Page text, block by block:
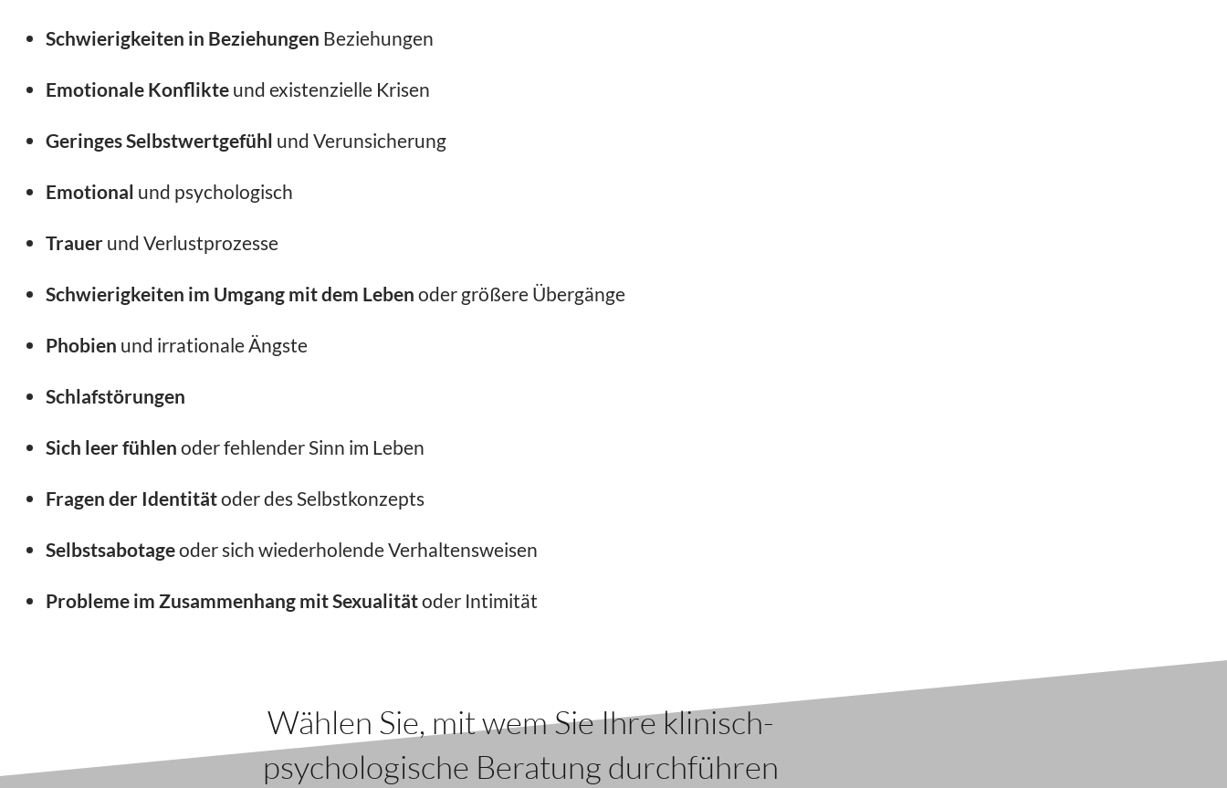
Schwierigkeiten in Beziehungen Beziehungen
Emotionale Konflikte und existenzielle Krisen
Geringes Selbstwertgefühl und Verunsicherung
Emotional und psychologisch
Trauer und Verlustprozesse
Schwierigkeiten im Umgang mit dem Leben oder größere Übergänge
Phobien und irrationale Ängste
Schlafstörungen
Sich leer fühlen oder fehlender Sinn im Leben
Fragen der Identitätoder des Selbstkonzepts
Selbstsabotageoder sich wiederholende Verhaltensweisen
Probleme im Zusammenhang mit Sexualitätoder Intimität
Wählen Sie, mit wem Sie Ihre klinisch-
psychologische Beratung durchführen